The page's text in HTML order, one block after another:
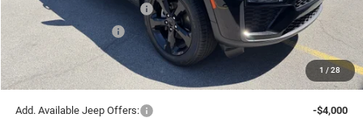
1 / 28
National Retail Bonus Cash
-$3,500
National Bonus Cash
-$1,000
PRICE AFTER REBATES:
$42,570
SAVINGS:
$8,235
Add. Available Jeep Offers: -$4,000